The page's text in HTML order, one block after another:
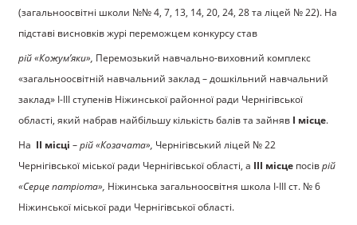
(загальноосвітні школи №№ 4, 7, 13, 14, 20, 24, 28 та ліцей № 22). На
підставі висновків журі переможцем конкурсу став
рій «Кожум’яки», Перемозький навчально-виховний комплекс
«загальноосвітній навчальний заклад – дошкільний навчальний
заклад» І-ІІІ ступенів Ніжинської районної ради Чернігівської
області, який набрав найбільшу кількість балів та зайняв І місце.
На ІІ місці – рій «Козачата», Чернігівський ліцей № 22
Чернігівської міської ради Чернігівської області, а ІІІ місце посів рій
«Серце патріота», Ніжинська загальноосвітня школа І-ІІІ ст. № 6
Ніжинської міської ради Чернігівської області.